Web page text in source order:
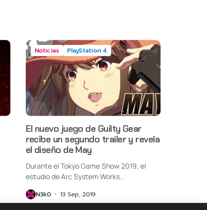
Noticias PlayStation 4
El nuevo juego de Guilty Gear
recibe un segundo trailer y revela
el diseño de May
Durante el Tokyo Game Show 2019, el
estudio de Arc System Works...
N3k0 13 Sep, 2019